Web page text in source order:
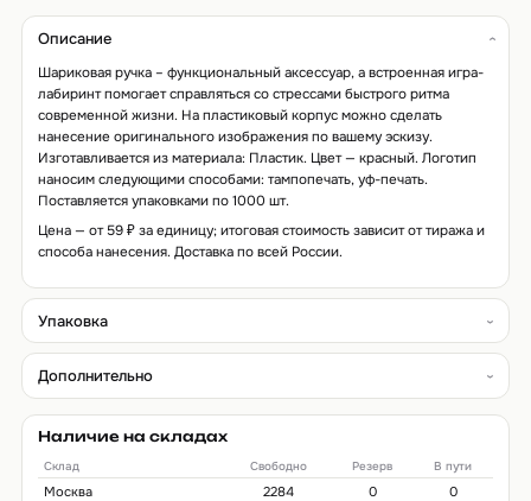
Описание
Шариковая ручка – функциональный аксессуар, а встроенная игра-
лабиринт помогает справляться со стрессами быстрого ритма
современной жизни. На пластиковый корпус можно сделать
нанесение оригинального изображения по вашему эскизу.
Изготавливается из материала: Пластик. Цвет — красный. Логотип
наносим следующими способами: тампопечать, уф-печать.
Поставляется упаковками по 1000 шт.
Цена — от 59 ₽ за единицу; итоговая стоимость зависит от тиража и
способа нанесения. Доставка по всей России.
Упаковка
Дополнительно
Наличие на складах
Склад Свободно Резерв В пути
Москва 2284 0
0